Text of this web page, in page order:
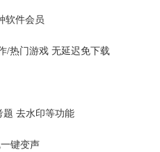
软件会员
/热门游戏 无延迟免下载
去水印等功能
键变声